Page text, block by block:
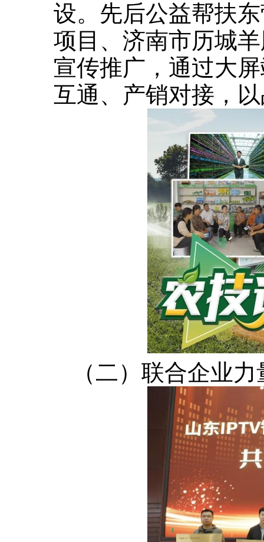
设。先后公益帮扶
项目、济南市历城
宣传推广，通过大
互通、产销对接，
（二）联合企业